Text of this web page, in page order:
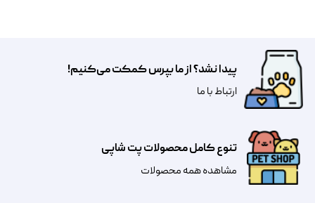
تنوع کامل محصولات پت شاپی
مشاهده همه محصولات
پیدا نشد؟ از ما بپرس کمکت می‌کنیم!
​​​ارتباط با ما